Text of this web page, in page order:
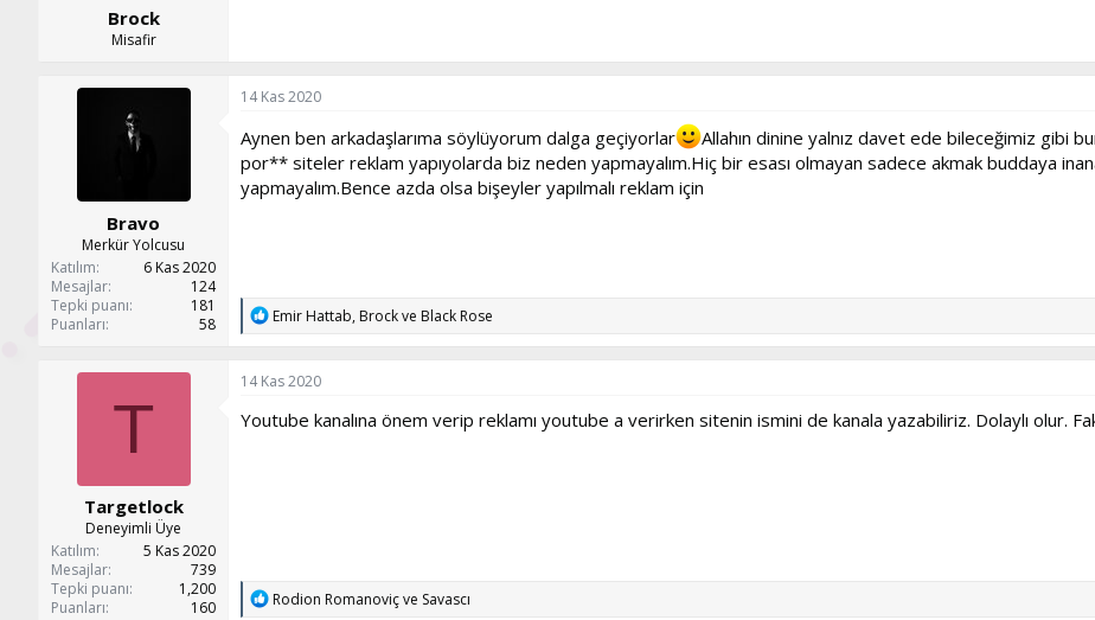
Brock
Misafir
Bravo
Merkür Yolcusu
Katılım
6 Kas 2020
Mesajlar
124
Tepki puanı
181
Puanları
58
14 Kas 2020
Aynen ben arkadaşlarıma söylüyorum dalga geçiyorlar
Allahın dinine yalnız davet ede bileceğimiz gibi
por** siteler reklam yapıyolarda biz neden yapmayalım.Hiç bir esası olmayan sadece akmak buddaya
yapmayalım.Bence azda olsa bişeyler yapılmalı reklam için
T
p
i
e
Emir Hattab,Brockve Black Rose
T
Targetlock
Deneyimli Üye
Katılım
5 Kas 2020
Mesajlar
739
Tepki puanı
1,200
Puanları
160
14 Kas 2020
Youtube kanalına önem verip reklamı youtube a verirken sitenin ismini de kanala yazabiliriz. Dolaylı olur.
T
Rodion Romanoviçve Savascı